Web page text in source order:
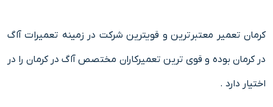
کرمان تعمیر معتبرترین و قویترین شرکت در زمینه تعمیرات آاگ
در کرمان بوده و قوی ترین تعمیرکاران مختصص آاگ در کرمان را در
اختیار دارد .